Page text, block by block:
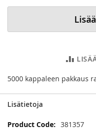
5000 kappaleen pakkaus
Lisätietoja
Lisätietoja
381357